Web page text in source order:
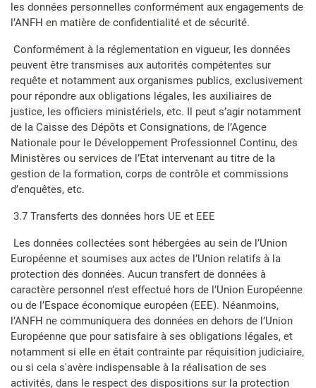
les données personnelles conformément aux engagements de
l’ANFH en matière de confidentialité et de sécurité.
Conformément à la réglementation en vigueur, les données
peuvent être transmises aux autorités compétentes sur
requête et notamment aux organismes publics, exclusivement
pour répondre aux obligations légales, les auxiliaires de
justice, les officiers ministériels, etc. Il peut s’agir notamment
de la Caisse des Dépôts et Consignations, de l’Agence
Nationale pour le Développement Professionnel Continu, des
Ministères ou services de l’Etat intervenant au titre de la
gestion de la formation, corps de contrôle et commissions
d’enquêtes, etc.
3.7 Transferts des données hors UE et EEE
Les données collectées sont hébergées au sein de l’Union
Européenne et soumises aux actes de l’Union relatifs à la
protection des données. Aucun transfert de données à
caractère personnel n’est effectué hors de l’Union Européenne
ou de l’Espace économique européen (EEE). Néanmoins,
l’ANFH ne communiquera des données en dehors de l’Union
Européenne que pour satisfaire à ses obligations légales, et
notamment si elle en était contrainte par réquisition judiciaire,
ou si cela s'avère indispensable à la réalisation de ses
activités, dans le respect des dispositions sur la protection